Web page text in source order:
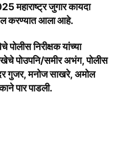
महाराष्ट्र जुगार कायदा
करण्यात आला आहे.
निरीक्षक यांच्या
पोउपनि/समीर अभंग, पोलीस
गुजर, मनोज साखरे, अमोल
पार पाडली.